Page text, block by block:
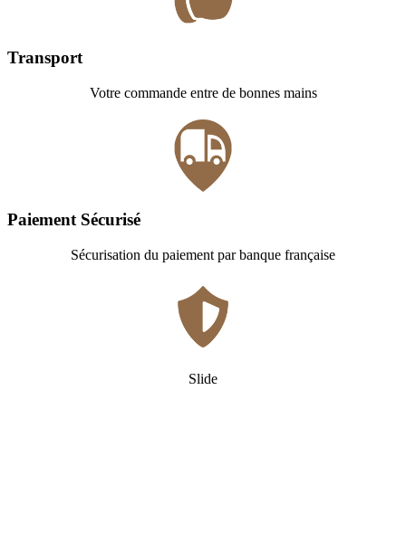
Transport
Votre commande entre de bonnes mains
Paiement Sécurisé
Sécurisation du paiement par banque française
Slide